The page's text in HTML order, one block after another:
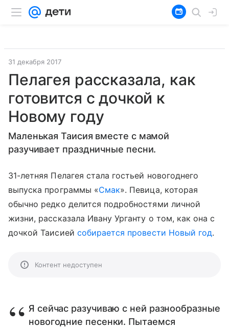
31 декабря 2017
Пелагея рассказала, как
готовится с дочкой к
Новому году
Маленькая Таисия вместе с мамой
разучивает праздничные песни.
31-летняя Пелагея стала гостьей новогоднего
выпуска программы «Смак». Певица, которая
обычно редко делится подробностями личной
жизни, рассказала Ивану Урганту о том, как она с
дочкой Таисией собирается провести Новый год.
Контент недоступен
Я сейчас разучиваю с ней разнообразные
новогодние песенки. Пытаемся